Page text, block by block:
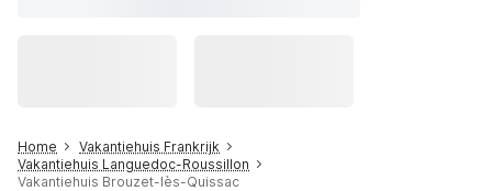
Home
Vakantiehuis Frankrijk
Vakantiehuis Languedoc-Roussillon
Vakantiehuis Brouzet-lès-Quissac